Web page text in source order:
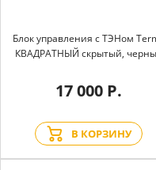
Блок управления с ТЭНом
КВАДРАТНЫЙ скрытый,
17 000 Р.
В КОРЗИНУ